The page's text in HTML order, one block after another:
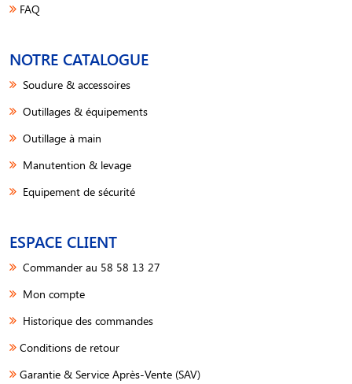
FAQ
NOTRE CATALOGUE
Soudure & accessoires
Outillages & équipements
Outillage à main
Manutention & levage
Equipement de sécurité
ESPACE CLIENT
Commander au 58 58 13 27
Mon compte
Historique des commandes
Conditions de retour
Garantie & Service Après-Vente (SAV)